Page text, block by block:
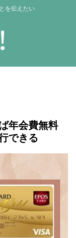
と思ったことを伝えたい
年会費無料
できる